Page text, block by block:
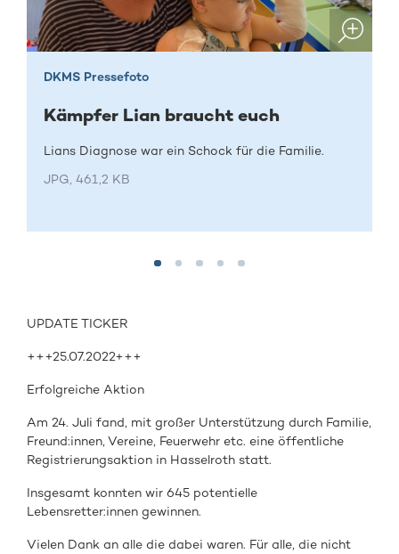
DKMS Pressefoto
Kämpfer Lian braucht euch
Lians Diagnose war ein Schock für die Familie.
JPG, 461,2 KB
UPDATE TICKER
+++25.07.2022+++
Erfolgreiche Aktion
Am 24. Juli fand, mit großer Unterstützung durch Familie,
Freund:innen, Vereine, Feuerwehr etc. eine öffentliche
Registrierungsaktion in Hasselroth statt.
Insgesamt konnten wir 645 potentielle
Lebensretter:innen gewinnen.
Vielen Dank an alle die dabei waren. Für alle, die nicht